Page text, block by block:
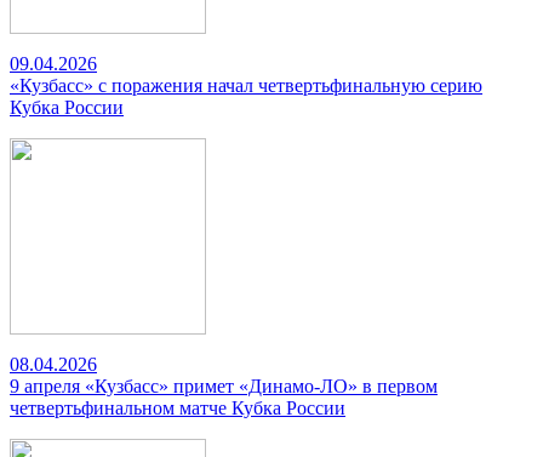
09.04.2026
«Кузбасс» с поражения начал четвертьфинальную серию
Кубка России
08.04.2026
9 апреля «Кузбасс» примет «Динамо-ЛО» в первом
четвертьфинальном матче Кубка России